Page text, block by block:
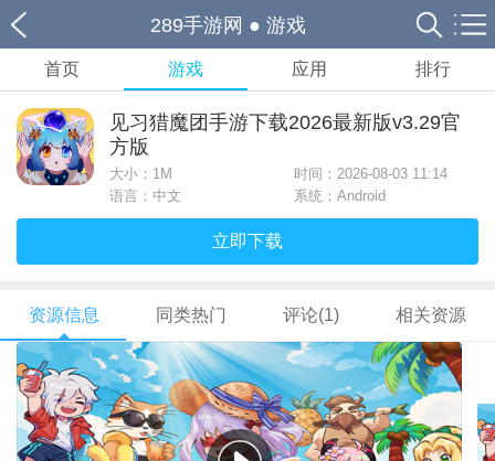
289手游网 ● 游戏
首页 游戏 应用 排行
见习猎魔团手游下载2026最新版v3.29官
方版
大小： 1M
时间：2026-08-03 11:14
语言：中文
系统：Android
立即下载
资源信息 同类热门 评论(1) 相关资源